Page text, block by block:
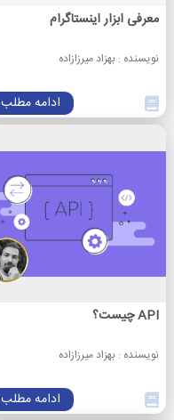
معرفی ابزار اینستاگرام
نویسنده : بهزاد میرزازاده
ادامه مطلب
API چیست؟
نویسنده : بهزاد میرزازاده
ادامه مطلب